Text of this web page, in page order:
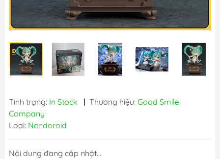
Tình trạng: In Stock | Thương hiệu: Good Smile
Company
Loại: Nendoroid
Nội dung đang cập nhật...